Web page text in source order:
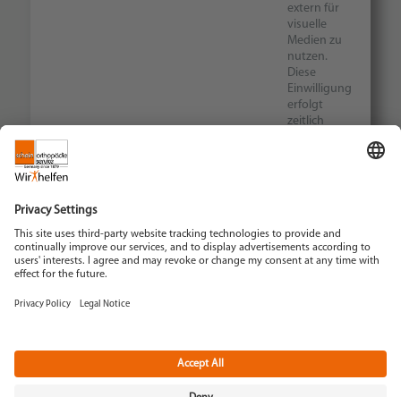
extern für
visuelle
Medien zu
nutzen.
Diese
Einwilligung
erfolgt
zeitlich
In den letzten 4